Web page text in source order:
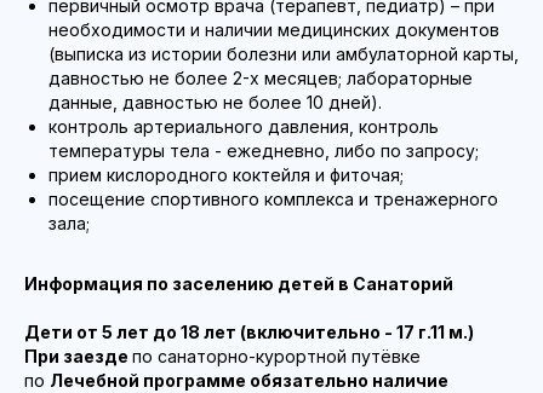
первичный осмотр врача (терапевт, педиатр) – при
необходимости и наличии медицинских документов
(выписка из истории болезни или амбулаторной карты,
давностью не более 2-х месяцев; лабораторные
данные, давностью не более 10 дней).
контроль артериального давления, контроль
температуры тела - ежедневно, либо по запросу;
прием кислородного коктейля и фиточая;
посещение спортивного комплекса и тренажерного
зала;
Информация по заселению детей в Санаторий
Дети от 5 лет до 18 лет (включительно - 17 г.11 м.)
При заезде по санаторно-курортной путёвке
по Лечебной программе обязательно наличие